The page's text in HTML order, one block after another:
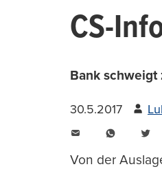
CS-
Bank schweigt
30.5.2017
WhatsApp
Von der